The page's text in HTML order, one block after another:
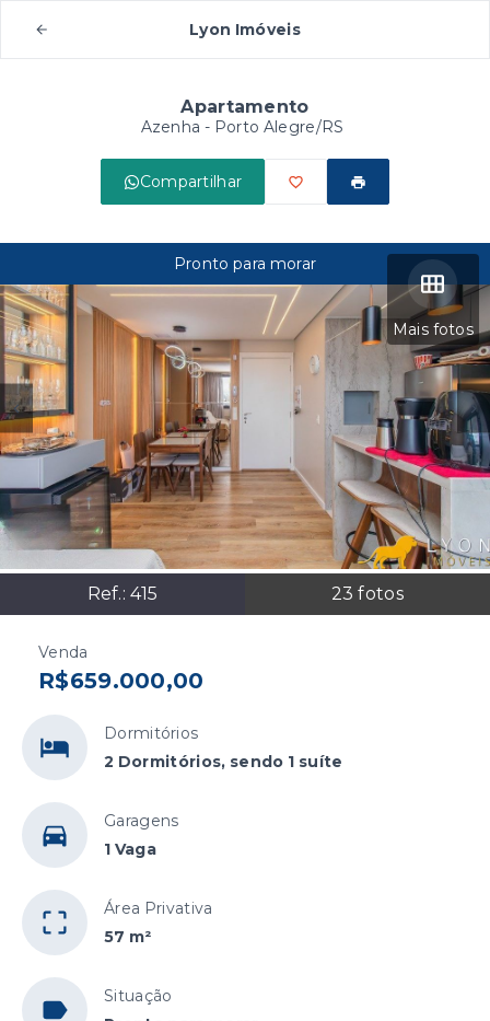
Lyon Imóveis
Apartamento
Azenha - Porto Alegre/RS
Compartilhar
Mais fotos
Ref.: 415 23 fotos
Pronto para morar
Venda
R$659.000,00
Dormitórios
2 Dormitórios, sendo 1 suíte
Garagens
1 Vaga
Área Privativa
57 m²
Situação